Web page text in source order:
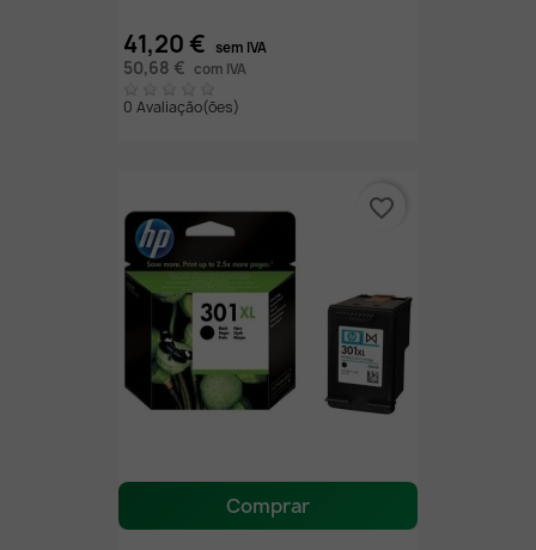
41,20 € sem IVA
50,68 € com IVA
0 Avaliação(ões)
Comprar
favorite_border